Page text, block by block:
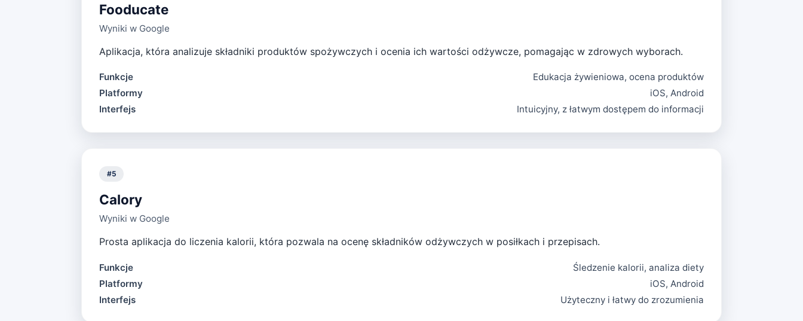
Fooducate
Wyniki w Google
Aplikacja, która analizuje składniki produktów spożywczych i ocenia ich wartości odżywcze, pomagając w zdrowych wyborach.
Funkcje
Edukacja żywieniowa, ocena produktów
Platformy
iOS, Android
Interfejs
Intuicyjny, z łatwym dostępem do informacji
#5
Calory
Wyniki w Google
Prosta aplikacja do liczenia kalorii, która pozwala na ocenę składników odżywczych w posiłkach i przepisach.
Funkcje
Śledzenie kalorii, analiza diety
Platformy
iOS, Android
Interfejs
Użyteczny i łatwy do zrozumienia